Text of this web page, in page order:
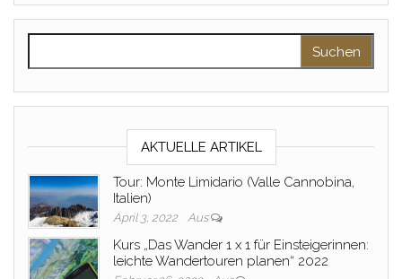
AKTUELLE ARTIKEL
Tour: Monte Limidario (Valle Cannobina,
Italien)
April 3, 2022 Aus
Kurs „Das Wander 1 x 1 für Einsteigerinnen:
leichte Wandertouren planen“ 2022